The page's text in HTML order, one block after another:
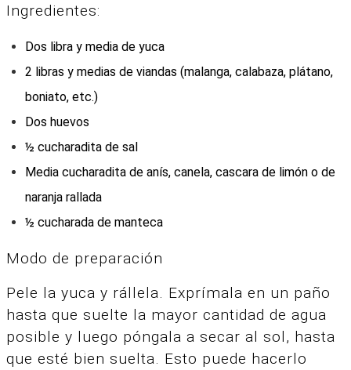
Ingredientes:
Dos libra y media de yuca
2 libras y medias de viandas (malanga, calabaza, plátano,
boniato, etc.)
Dos huevos
½ cucharadita de sal
Media cucharadita de anís, canela, cascara de limón o de
naranja rallada
½ cucharada de manteca
Modo de preparación
Pele la yuca y rállela. Exprímala en un paño
hasta que suelte la mayor cantidad de agua
posible y luego póngala a secar al sol, hasta
que esté bien suelta. Esto puede hacerlo